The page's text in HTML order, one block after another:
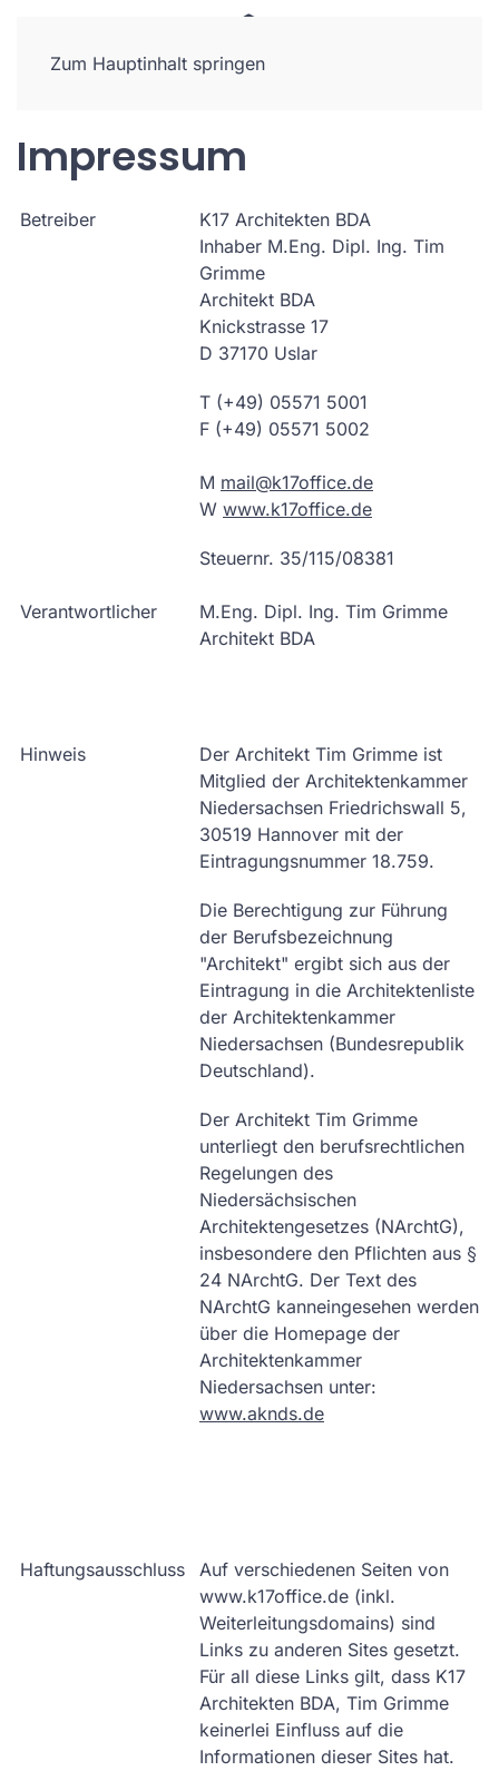
Zum Hauptinhalt springen
Impressum
Betreiber
K17 Architekten BDA
Inhaber M.Eng. Dipl. Ing. Tim
Grimme
Architekt BDA
Knickstrasse 17
D 37170 Uslar
T (+49) 05571 5001
F (+49) 05571 5002
M mail@k17office.de
W www.k17office.de
Steuernr. 35/115/08381
Verantwortlicher
M.Eng. Dipl. Ing. Tim Grimme
Architekt BDA
Hinweis
Der Architekt Tim Grimme ist
Mitglied der Architektenkammer
Niedersachsen Friedrichswall 5,
30519 Hannover mit der
Eintragungsnummer 18.759.
Die Berechtigung zur Führung
der Berufsbezeichnung
"Architekt" ergibt sich aus der
Eintragung in die Architektenliste
der Architektenkammer
Niedersachsen (Bundesrepublik
Deutschland).
Der Architekt Tim Grimme
unterliegt den berufsrechtlichen
Regelungen des
Niedersächsischen
Architektengesetzes (NArchtG),
insbesondere den Pflichten aus §
24 NArchtG. Der Text des
NArchtG kanneingesehen werden
über die Homepage der
Architektenkammer
Niedersachsen unter:
www.aknds.de
Haftungsausschluss
Auf verschiedenen Seiten von
www.k17office.de (inkl.
Weiterleitungsdomains) sind
Links zu anderen Sites gesetzt.
Für all diese Links gilt, dass K17
Architekten BDA, Tim Grimme
keinerlei Einfluss auf die
Informationen dieser Sites hat.